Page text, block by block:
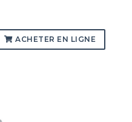
ACHETER EN LIGNE